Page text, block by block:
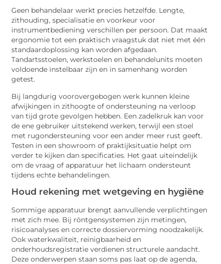
Geen behandelaar werkt precies hetzelfde. Lengte,
zithouding, specialisatie en voorkeur voor
instrumentbediening verschillen per persoon. Dat maakt
ergonomie tot een praktisch vraagstuk dat niet met één
standaardoplossing kan worden afgedaan.
Tandartsstoelen, werkstoelen en behandelunits moeten
voldoende instelbaar zijn en in samenhang worden
getest.
Bij langdurig voorovergebogen werk kunnen kleine
afwijkingen in zithoogte of ondersteuning na verloop
van tijd grote gevolgen hebben. Een zadelkruk kan voor
de ene gebruiker uitstekend werken, terwijl een stoel
met rugondersteuning voor een ander meer rust geeft.
Testen in een showroom of praktijksituatie helpt om
verder te kijken dan specificaties. Het gaat uiteindelijk
om de vraag of apparatuur het lichaam ondersteunt
tijdens echte behandelingen.
Houd rekening met wetgeving en hygiëne
Sommige apparatuur brengt aanvullende verplichtingen
met zich mee. Bij röntgensystemen zijn metingen,
risicoanalyses en correcte dossiervorming noodzakelijk.
Ook waterkwaliteit, reinigbaarheid en
onderhoudsregistratie verdienen structurele aandacht.
Deze onderwerpen staan soms pas laat op de agenda,